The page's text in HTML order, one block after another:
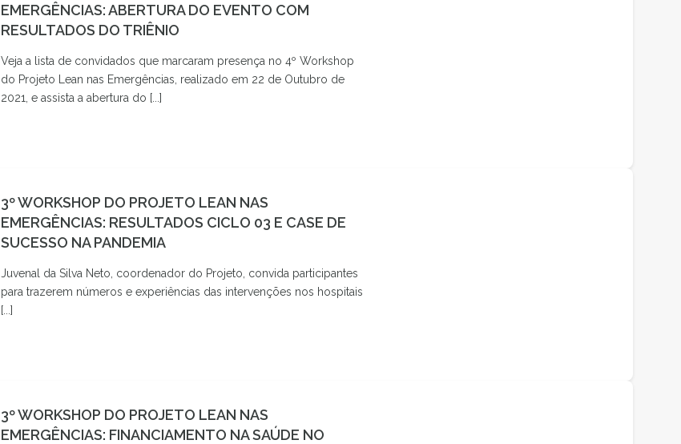
EMERGÊNCIAS: ABERTURA DO EVENTO COM
RESULTADOS DO TRIÊNIO
Veja a lista de convidados que marcaram presença no 4º Workshop
do Projeto Lean nas Emergências, realizado em 22 de Outubro de
2021, e assista a abertura do [...]
3º WORKSHOP DO PROJETO LEAN NAS
EMERGÊNCIAS: RESULTADOS CICLO 03 E CASE DE
SUCESSO NA PANDEMIA
Juvenal da Silva Neto, coordenador do Projeto, convida participantes
para trazerem números e experiências das intervenções nos hospitais
[...]
3º WORKSHOP DO PROJETO LEAN NAS
EMERGÊNCIAS: FINANCIAMENTO NA SAÚDE NO